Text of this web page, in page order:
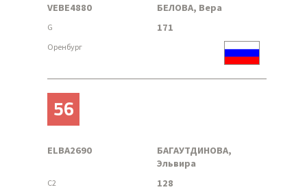
VEBE4880 БЕЛОВА, Вера
G 171
Оренбург
56
ELBA2690
БАГАУТДИНОВА,
Эльвира
C2 128